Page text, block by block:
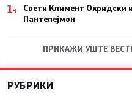
1Ч
Свети Климент Охридски
Пантелејмон
ПРИКАЖИ УШТЕ
РУБРИКИ